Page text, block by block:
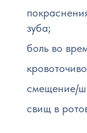
зуба;
боль во
смещение/
свищ в